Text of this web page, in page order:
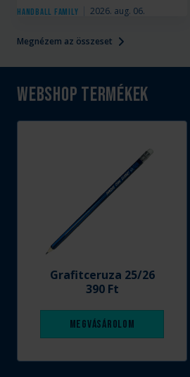
Megnézem az összeset
Handball Family 2026. aug. 06.
Webshop termékek
Grafitceruza 25/26
390 Ft
Megvásárolom